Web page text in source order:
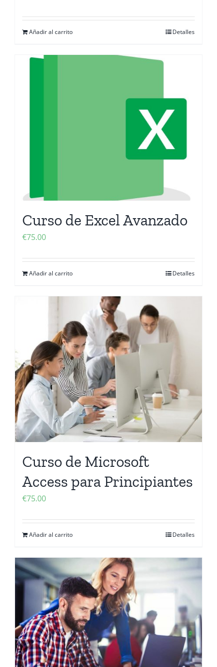
Añadir al carrito Detalles
Curso de Excel Avanzado
€75.00
Añadir al carrito Detalles
Curso de Microsoft
Access para Principiantes
€75.00
Añadir al carrito Detalles